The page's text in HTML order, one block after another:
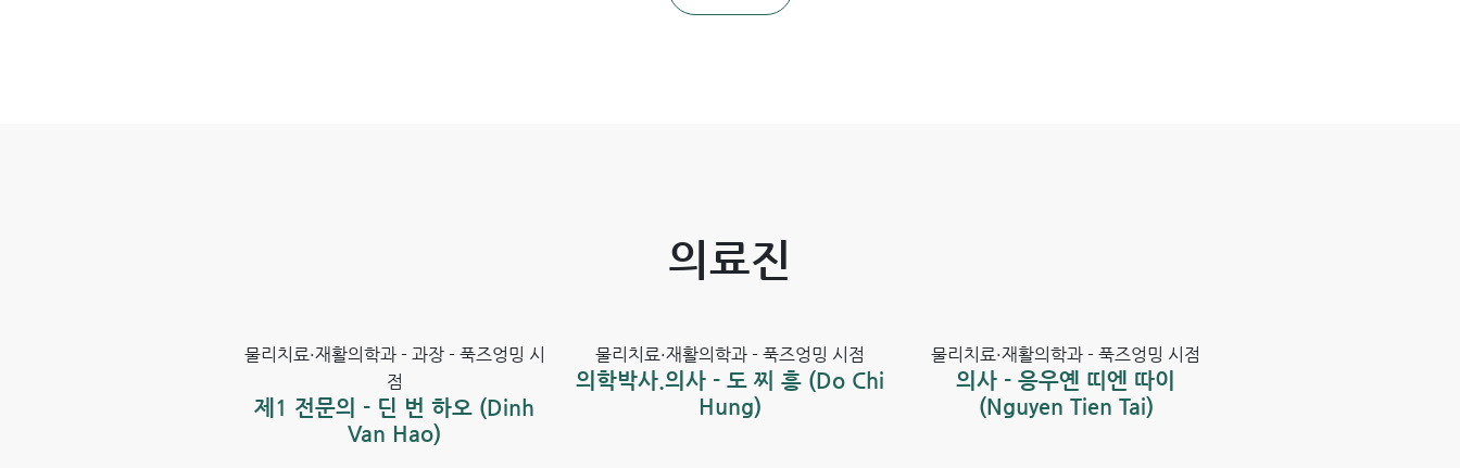
의료진
물리치료·재활의학과 - 과장 - 푹즈엉밍 시
점
제1 전문의 - 딘 번 하오 (Dinh
Van Hao)
물리치료·재활의학과 - 푹즈엉밍 시점
의학박사.의사 - 도 찌 흥 (Do Chi
Hung)
물리치료·재활의학과 - 푹즈엉밍 시점
의사 - 응우옌 띠엔 따이
(Nguyen Tien Tai)